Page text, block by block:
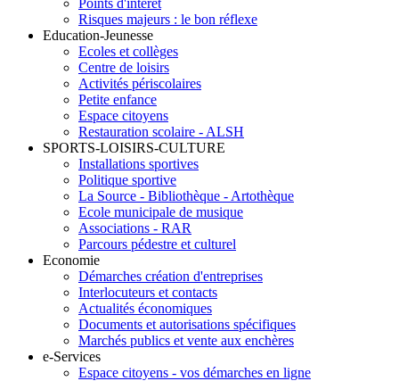
Points d'intérêt
Risques majeurs : le bon réflexe
Education-Jeunesse
Ecoles et collèges
Centre de loisirs
Activités périscolaires
Petite enfance
Espace citoyens
Restauration scolaire - ALSH
SPORTS-LOISIRS-CULTURE
Installations sportives
Politique sportive
La Source - Bibliothèque - Artothèque
Ecole municipale de musique
Associations - RAR
Parcours pédestre et culturel
Economie
Démarches création d'entreprises
Interlocuteurs et contacts
Actualités économiques
Documents et autorisations spécifiques
Marchés publics et vente aux enchères
e-Services
Espace citoyens - vos démarches en ligne